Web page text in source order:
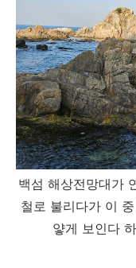
백섬 해상전망대가
철로 불리다가 이
얗게 보인다